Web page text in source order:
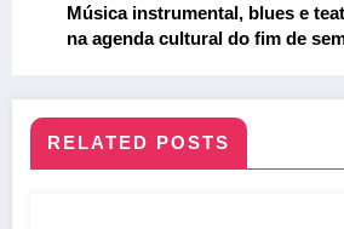
Música instrumental, blues e
na agenda cultural do fim de
RELATED POSTS